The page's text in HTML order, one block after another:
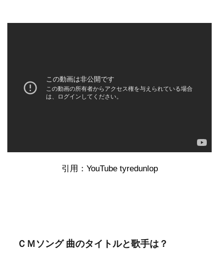
引用：YouTube tyredunlop
ＣＭソング 曲のタイトルと歌手は？